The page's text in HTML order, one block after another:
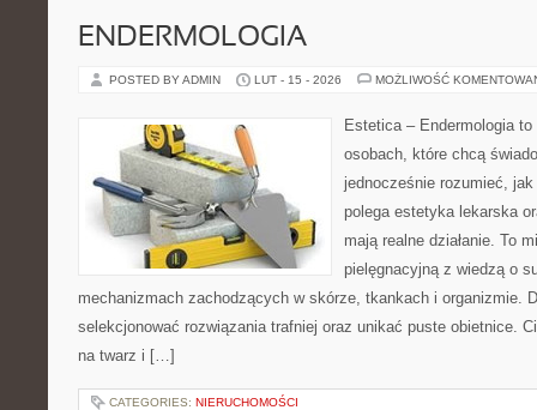
ENDERMOLOGIA
POSTED BY ADMIN LUT - 15 - 2026 MOŻLIWOŚĆ
Estetica – Endermologia
osobach, które chcą
jednocześnie rozumieć,
polega estetyka lekarska
mają realne działanie. To
pielęgnacyjną z wiedzą o
mechanizmach zachodzących w skórze, tkankach i organizmie.
selekcjonować rozwiązania trafniej oraz unikać puste obietnice.
na twarz i […]
CATEGORIES: NIERUCHOMOŚCI